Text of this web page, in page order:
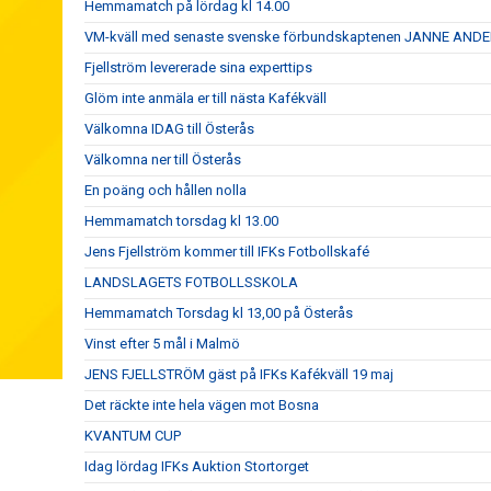
Hemmamatch på lördag kl 14.00
VM-kväll med senaste svenske förbundskaptenen JANNE
Fjellström levererade sina experttips
Glöm inte anmäla er till nästa Kafékväll
Välkomna IDAG till Österås
Välkomna ner till Österås
En poäng och hållen nolla
Hemmamatch torsdag kl 13.00
Jens Fjellström kommer till IFKs Fotbollskafé
LANDSLAGETS FOTBOLLSSKOLA
Hemmamatch Torsdag kl 13,00 på Österås
Vinst efter 5 mål i Malmö
JENS FJELLSTRÖM gäst på IFKs Kafékväll 19 maj
Det räckte inte hela vägen mot Bosna
KVANTUM CUP
Idag lördag IFKs Auktion Stortorget